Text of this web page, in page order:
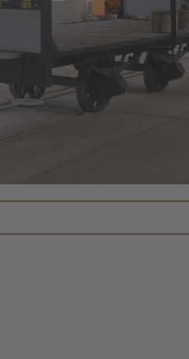
We use a third party service to
content that may collect data about
Please review the details and
to see this map.
More Information
Management.eRecht24